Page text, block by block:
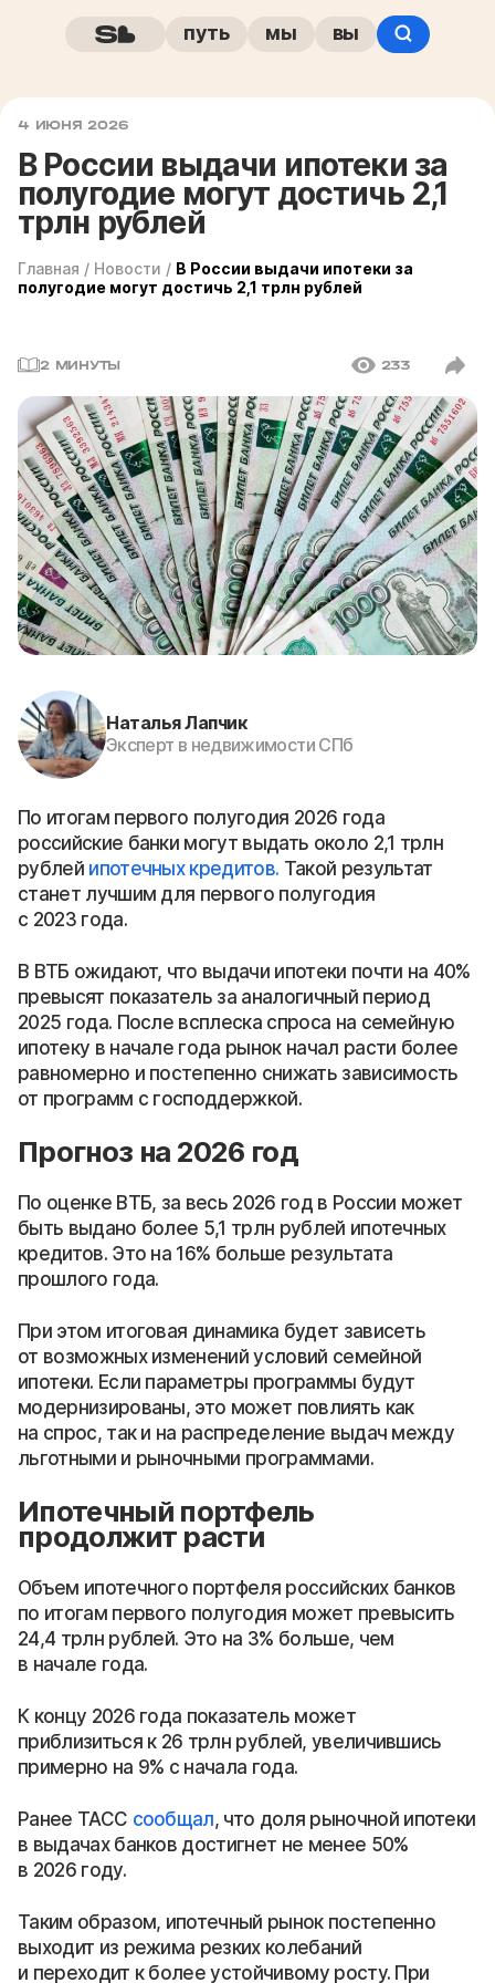
путь мы вы
4 ИЮНЯ 2026
В России выдачи ипотеки за
полугодие могут достичь 2,1
трлн рублей
Главная / Новости / В России выдачи ипотеки за
полугодие могут достичь 2,1 трлн рублей
2 МИНУТЫ 233
Наталья Лапчик
Эксперт в недвижимости СПб
По итогам первого полугодия 2026 года
российские банки могут выдать около 2,1 трлн
рублей ипотечных кредитов. Такой результат
станет лучшим для первого полугодия
с 2023 года.
В ВТБ ожидают, что выдачи ипотеки почти на 40%
превысят показатель за аналогичный период
2025 года. После всплеска спроса на семейную
ипотеку в начале года рынок начал расти более
равномерно и постепенно снижать зависимость
от программ с господдержкой.
Прогноз на 2026 год
По оценке ВТБ, за весь 2026 год в России может
быть выдано более 5,1 трлн рублей ипотечных
кредитов. Это на 16% больше результата
прошлого года.
При этом итоговая динамика будет зависеть
от возможных изменений условий семейной
ипотеки. Если параметры программы будут
модернизированы, это может повлиять как
на спрос, так и на распределение выдач между
льготными и рыночными программами.
Ипотечный портфель
продолжит расти
Объем ипотечного портфеля российских банков
по итогам первого полугодия может превысить
24,4 трлн рублей. Это на 3% больше, чем
в начале года.
К концу 2026 года показатель может
приблизиться к 26 трлн рублей, увеличившись
примерно на 9% с начала года.
Ранее ТАСС сообщал, что доля рыночной ипотеки
в выдачах банков достигнет не менее 50%
в 2026 году.
Таким образом, ипотечный рынок постепенно
выходит из режима резких колебаний
и переходит к более устойчивому росту. При